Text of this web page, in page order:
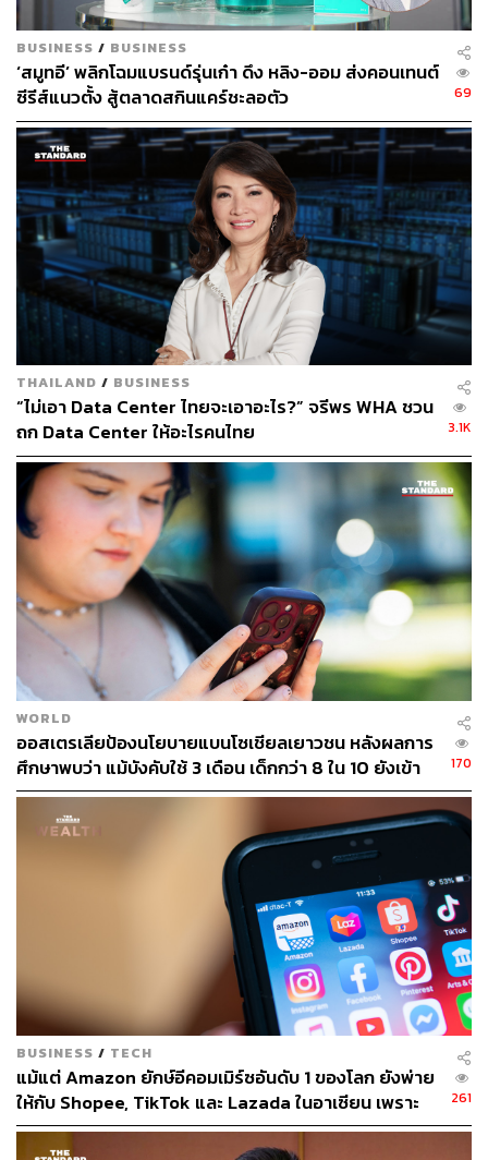
BUSINESS / BUSINESS
‘สมูทอี’ พลิกโฉมแบรนด์รุ่นเก๋า ดึง หลิง-ออม ส่งคอนเทนต์
ซีรีส์แนวตั้ง สู้ตลาดสกินแคร์ชะลอตัว
69
THAILAND / BUSINESS
“ไม่เอา Data Center ไทยจะเอาอะไร?” จรีพร WHA ชวน
ถก Data Center ให้อะไรคนไทย
3.1K
WORLD
ออสเตรเลียป้องนโยบายแบนโซเชียลเยาวชน หลังผลการ
ศึกษาพบว่า แม้บังคับใช้ 3 เดือน เด็กกว่า 8 ใน 10 ยังเข้า
ถึง
170
BUSINESS / TECH
แม้แต่ Amazon ยักษ์อีคอมเมิร์ซอันดับ 1 ของโลก ยังพ่าย
ให้กับ Shopee, TikTok และ Lazada ในอาเซียน เพราะ
ยกโมเดลอเมริกันมาใช้ทั้งชุดกับตลาดที่คนดูราคาก่อน
แบรนด์
261